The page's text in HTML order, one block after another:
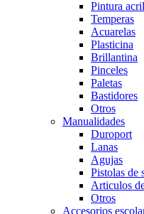
Pintura
Temperas
Acuarelas
Plasticina
Brillantina
Pinceles
Paletas
Bastidores
Otros
Manualidades
Duroport
Lanas
Agujas
Pistolas de
Articulos
Otros
Accesorios